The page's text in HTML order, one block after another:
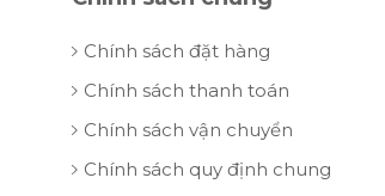
Chính sách đặt hàng
Chính sách thanh toán
Chính sách vận chuyển
Chính sách quy định chung